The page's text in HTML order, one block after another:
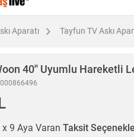
Aparatı Tayfun TV Askı
40'' Uyumlu Hareketli
9 Aya Varan Taksit